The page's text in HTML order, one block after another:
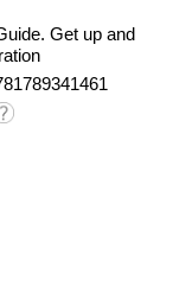
Get up and